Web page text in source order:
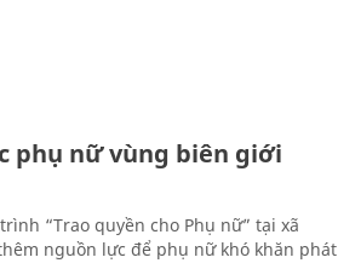
phụ nữ vùng biên giới
“Trao quyền cho Phụ nữ” tại xã
nguồn lực để phụ nữ khó khăn phát